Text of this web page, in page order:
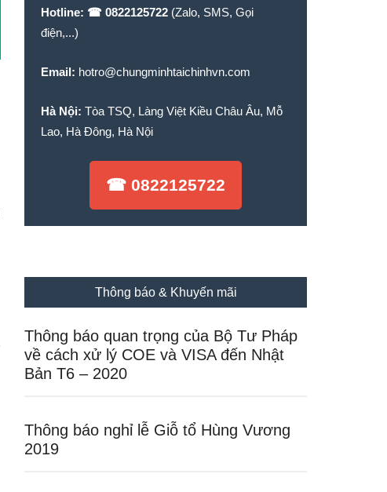
Hotline: ☎ 0822125722 (Zalo, SMS, Gọi
điện,...)
Email: hotro@chungminhtaichinhvn.com
Hà Nội: Tòa TSQ, Làng Việt Kiều Châu Âu, Mỗ
Lao, Hà Đông, Hà Nội
☎ 0822125722
Thông báo & Khuyến mãi
Thông báo quan trọng của Bộ Tư Pháp
về cách xử lý COE và VISA đến Nhật
Bản T6 – 2020
Thông báo nghỉ lễ Giỗ tổ Hùng Vương
2019